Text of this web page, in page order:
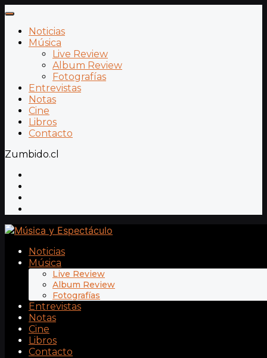
Noticias
Música
Live Review
Album Review
Fotografías
Entrevistas
Notas
Cine
Libros
Contacto
Zumbido.cl
Noticias
Música
Live Review
Album Review
Fotografías
Entrevistas
Notas
Cine
Libros
Contacto